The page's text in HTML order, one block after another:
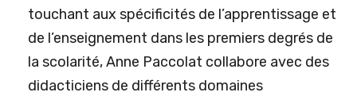
touchant aux spécificités de l’apprentissage et
de l’enseignement dans les premiers degrés de
la scolarité, Anne Paccolat collabore avec des
didacticiens de différents domaines